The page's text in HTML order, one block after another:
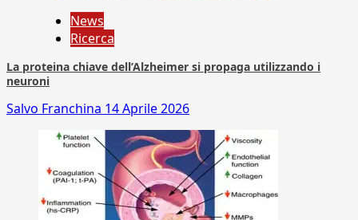
News
Ricerca
La proteina chiave dell’Alzheimer si propaga utilizzando i
neuroni
Salvo Franchina 14 Aprile 2026